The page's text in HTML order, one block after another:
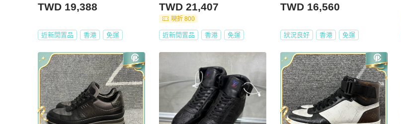
TWD 19,388
近新閒置品 香港 免運
TWD 21,407
現折 800
近新閒置品 香港 免運
TWD 16,560
狀況良好 香港 免運